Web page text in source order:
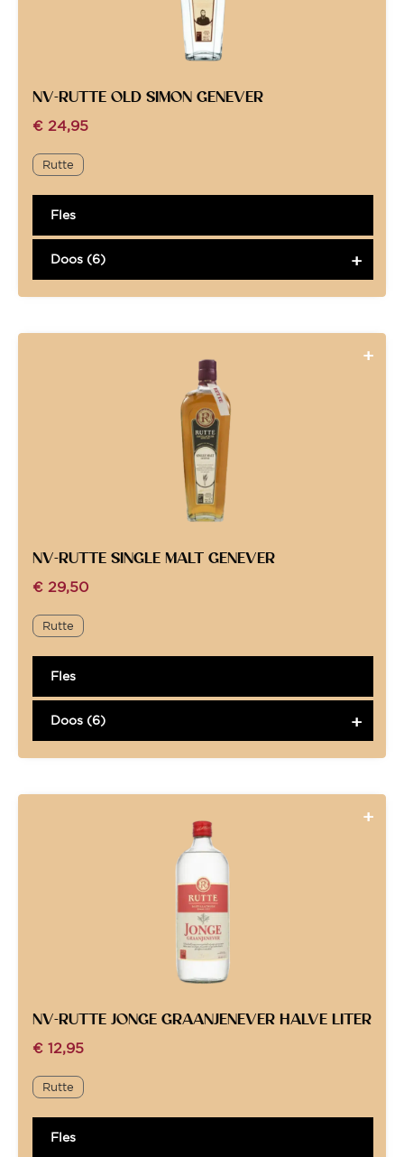
NV-RUTTE OLD SIMON GENEVER
€ 24,95
Rutte
Fles
Doos (6)
NV-RUTTE SINGLE MALT GENEVER
€ 29,50
Rutte
Fles
Doos (6)
NV-RUTTE JONGE GRAANJENEVER HALVE LITER
€ 12,95
Rutte
Fles